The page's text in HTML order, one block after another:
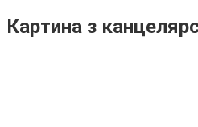
Картина з